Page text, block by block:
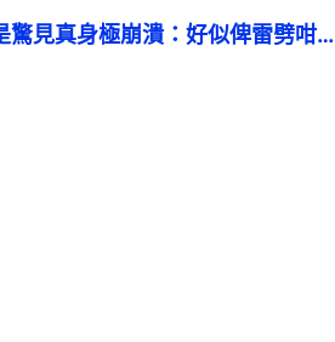
驚見真身極崩潰：好似俾雷劈咁…